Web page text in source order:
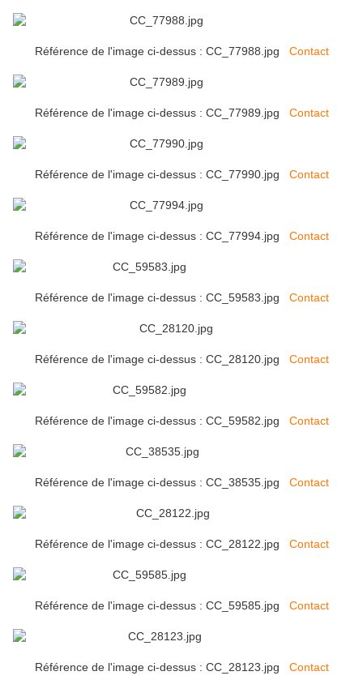
Référence de l'image ci-dessus : CC_77988.jpg Contact
Référence de l'image ci-dessus : CC_77989.jpg Contact
Référence de l'image ci-dessus : CC_77990.jpg Contact
Référence de l'image ci-dessus : CC_77994.jpg Contact
Référence de l'image ci-dessus : CC_59583.jpg Contact
Référence de l'image ci-dessus : CC_28120.jpg Contact
Référence de l'image ci-dessus : CC_59582.jpg Contact
Référence de l'image ci-dessus : CC_38535.jpg Contact
Référence de l'image ci-dessus : CC_28122.jpg Contact
Référence de l'image ci-dessus : CC_59585.jpg Contact
Référence de l'image ci-dessus : CC_28123.jpg Contact